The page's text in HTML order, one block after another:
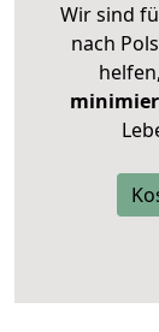
Wir sind
nach
helfen,